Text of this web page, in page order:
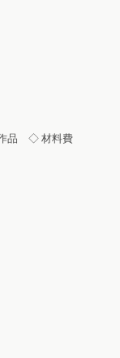
作品 ◇ 材料費